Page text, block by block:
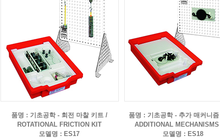
품명 : 기초공학 - 회전 마찰 키트 /
ROTATIONAL FRICTION KIT
모델명 : ES17
품명 : 기초공학 - 추가 매커니
ADDITIONAL
모델명 : ES18